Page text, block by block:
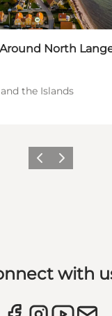
North
the Islands
Previous
Next
with